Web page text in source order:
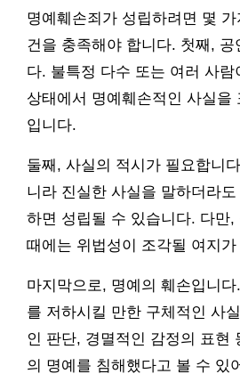
명예훼손죄가 성립하려면 몇
건을 충족해야 합니다. 첫째, 공
다. 불특정 다수 또는 여러 사람
상태에서 명예훼손적인 사실을
입니다.
둘째, 사실의 적시가 필요합니
니라 진실한 사실을 말하더라
하면 성립될 수 있습니다. 다만
때에는 위법성이 조각될 여지
마지막으로, 명예의 훼손입니
를 저하시킬 만한 구체적인 사
인 판단, 경멸적인 감정의 표현
의 명예를 침해했다고 볼 수 있